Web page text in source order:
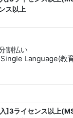
ス以上
割払い
Language(教
]3ライセンス以上